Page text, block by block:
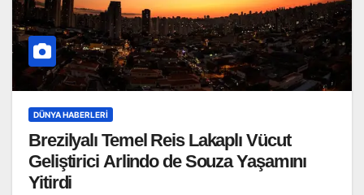
DÜNYA HABERLERI
Brezilyalı Temel Reis Lakaplı Vücut
Geliştirici Arlindo de Souza Yaşamını
Yitirdi